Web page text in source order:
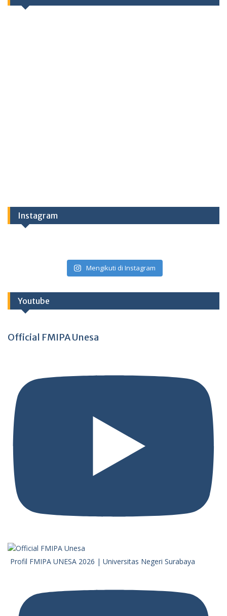
Instagram
Mengikuti di Instagram
Youtube
Official FMIPA Unesa
Profil FMIPA UNESA 2026 | Universitas Negeri Surabaya